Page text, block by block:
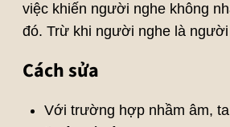
việc khiến người nghe không
đó. Trừ khi người nghe là người
Cách sửa
Với trường hợp nhầm âm,